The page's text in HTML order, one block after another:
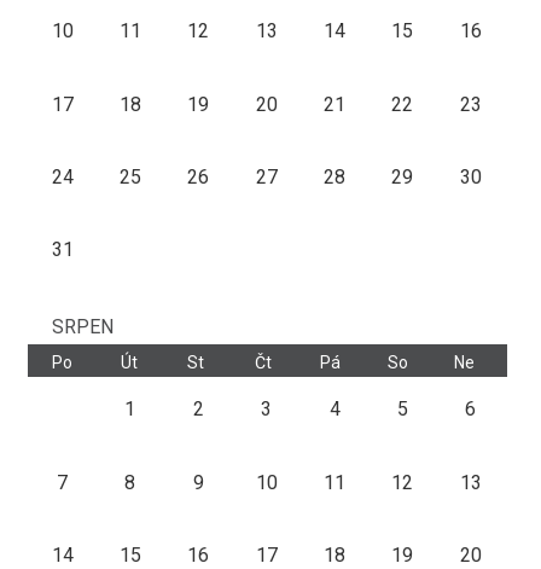
10 11 12 13 14 15 16
17 18 19 20 21 22 23
24 25 26 27 28 29 30
31
SRPEN
Po Út St Čt Pá So Ne
1 2 3 4 5 6
7 8 9 10 11 12 13
14 15 16 17 18 19 20